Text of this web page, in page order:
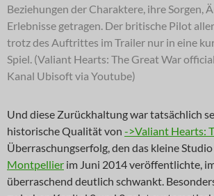
Beziehungen der Charaktere, ihre Sorgen,
Erlebnisse getragen. Der britische Pilot
trotz des Auftrittes im Trailer nur in eine
Spiel. (Valiant Hearts: The Great War
Kanal Ubisoft via Youtube)
Und diese Zurückhaltung war tatsächlich
historische Qualität von ->Valiant Hearts:
Überraschungserfolg, den das kleine Studio
Montpellier im Juni 2014 veröffentlichte,
überraschend deutlich schwankt.